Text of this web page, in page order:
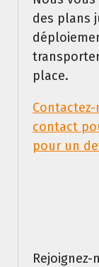
des plans
place.
contact
pour un